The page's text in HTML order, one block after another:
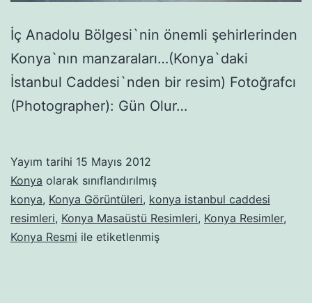
İç Anadolu Bölgesi`nin önemli şehirlerinden
Konya`nın manzaraları…(Konya`daki
İstanbul Caddesi`nden bir resim) Fotoğrafcı
(Photographer): Gün Olur…
Yayım tarihi 15 Mayıs 2012
Konya olarak sınıflandırılmış
konya, Konya Görüntüleri, konya istanbul caddesi
resimleri, Konya Masaüstü Resimleri, Konya Resimler,
Konya Resmi ile etiketlenmiş